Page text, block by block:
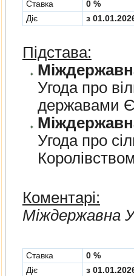
Cтавка
0 %
Діє
з
Підстава:
Угода про
державами
Угода про
Коментарі:
Мiждержавна
Cтавка
0 %
Діє
з